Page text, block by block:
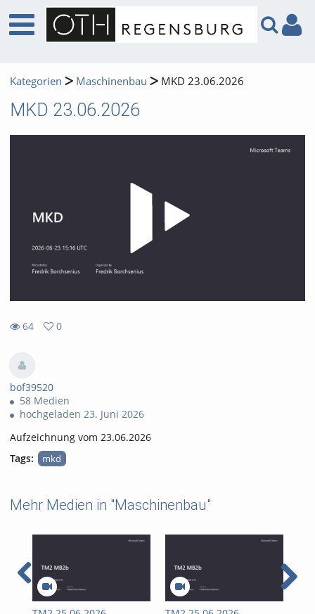
Kategorien Maschinenbau MKD 23.06.2026
MKD 23.06.2026
64
views
0
favorites
bof39520
58 Medien
hochgeladen 23. Juni 2026
Aufzeichnung vom 23.06.2026
Tags:
mkd
Mehr Medien in "Maschinenbau"